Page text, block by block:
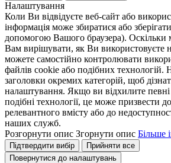
Налаштування
Коли Ви відвідуєте веб-сайт або
інформація може збиратися або
допомогою Вашого браузера).
Вам вирішувати, як Ви використовуєте
можете самостійно контролювати
файлів cookie або подібних технологій.
заголовки окремих категорій, щоб
налаштування. Якщо ви відхилите
подібні технології, це може призвести
релевантного вмісту або до
наших служб.
Розгорнути опис Згорнути опис Більше
Підтвердити вибір
Прийняти все
Повернутися до налаштувань